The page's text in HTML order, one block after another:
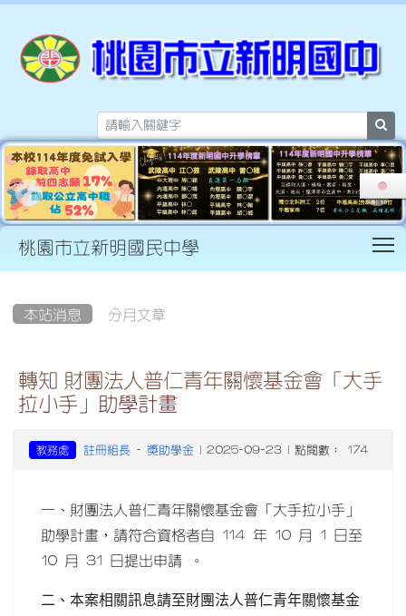
桃園市立新明國民中學
本站消息 分月文章
轉知 財團法人普仁青年關懷基金會「大手
拉小手」助學計畫
教務處 註冊組長 - 獎助學金 | 2025-09-23 | 點閱數： 174
一、財團法人普仁青年關懷基金會「大手拉小手」
助學計畫，請符合資格者自 114 年 10 月 1 日至
10 月 31 日提出申請 。
二、本案相關訊息請至財團法人普仁青年關懷基金